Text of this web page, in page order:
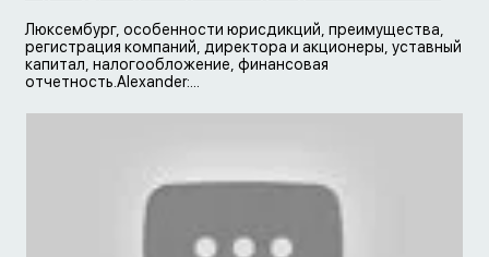
Люксембург, особенности юрисдикций, преимущества,
регистрация компаний, директора и акционеры, уставный
капитал, налогообложение, финансовая
отчетность.Alexander:...